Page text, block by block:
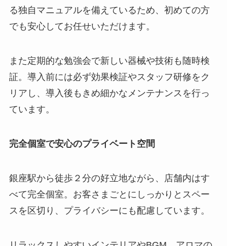
る独自マニュアルを備えているため、初めての方
でも安心してお任せいただけます。
また定期的な勉強会で新しい器械や技術も随時検
証。導入前には必ず効果検証やスタッフ研修をク
リアし、導入後もきめ細かなメンテナンスを行っ
ています。
完全個室で安心のプライベート空間
銀座駅から徒歩２分の好立地ながら、店舗内はす
べて完全個室。お客さまごとにしっかりとスペー
スを区切り、プライバシーにも配慮しています。